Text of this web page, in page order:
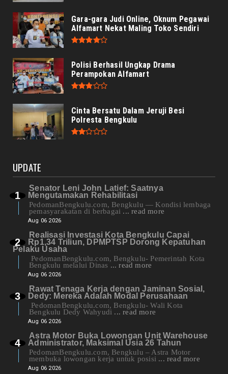
Gara-gara Judi Online, Oknum Pegawai
Alfamart Nekat Maling Toko Sendiri
Polisi Berhasil Ungkap Drama
Perampokan Alfamart
Cinta Bersatu Dalam Jeruji Besi
Polresta Bengkulu
UPDATE
Senator Leni John Latief: Saatnya
Mengutamakan Rehabilitasi
PedomanBengkulu.com, Bengkulu — Kondisi lembaga
pemasyarakatan di berbagai ... read more
Aug 06 2026
Realisasi Investasi Kota Bengkulu Capai
Rp1,34 Triliun, DPMPTSP Dorong Kepatuhan
Pelaku Usaha
PedomanBengkulu.com, Bengkulu- Pemerintah Kota
Bengkulu melalui Dinas ... read more
Aug 06 2026
Rawat Tenaga Kerja dengan Jaminan Sosial,
Dedy: Mereka Adalah Modal Perusahaan
PedomanBengkulu.com, Bengkulu- Wali Kota
Bengkulu Dedy Wahyudi ... read more
Aug 06 2026
Astra Motor Buka Lowongan Unit Warehouse
Administrator, Maksimal Usia 26 Tahun
PedomanBengkulu.com, Bengkulu – Astra Motor
membuka lowongan kerja untuk posisi ... read more
Aug 06 2026